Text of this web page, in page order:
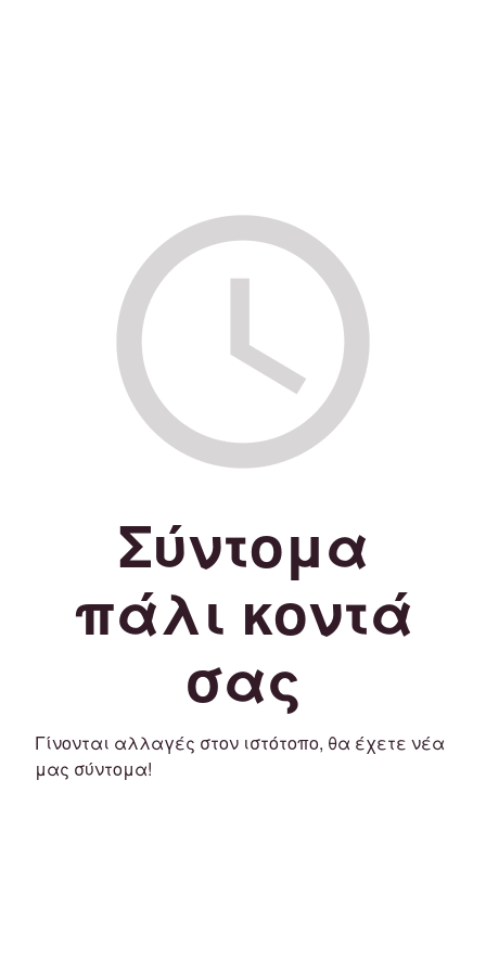
Σύντομα
πάλι κοντά
σας
Γίνονται αλλαγές στον ιστότοπο, θα έχετε νέα
μας σύντομα!